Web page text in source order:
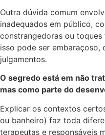
Outra dúvida comum
inadequados em público,
constrangedoras ou
isso pode ser embaraçoso,
julgamentos.
O segredo está em não
mas como parte do
Explicar os contextos
ou banheiro) faz toda
terapeutas e responsáveis